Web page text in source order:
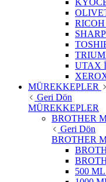
UTAX
MÜREKKEPLER
Geri Dön
MÜREKKEPLER
BROTHER
Geri Dön
BROTHER
500